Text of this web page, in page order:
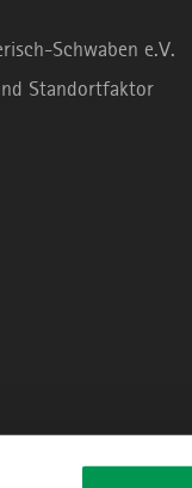
Schwaben e.V.
Standortfaktor